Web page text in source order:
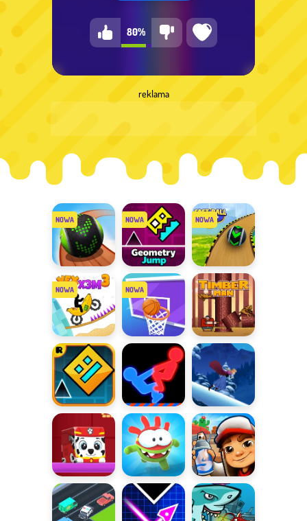
80%
reklama
Going Balls
Geometry
Jump
Fast Ball
Jump
Vex X3M 3
Basketball
Challenge
Timberman
Geometry
Dash
Get on Top Lodowy bieg
Kwadratowe
wyzwania
Om Nom Run
Subway
Surfers